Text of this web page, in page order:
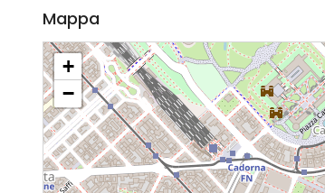
Mappa
+
−